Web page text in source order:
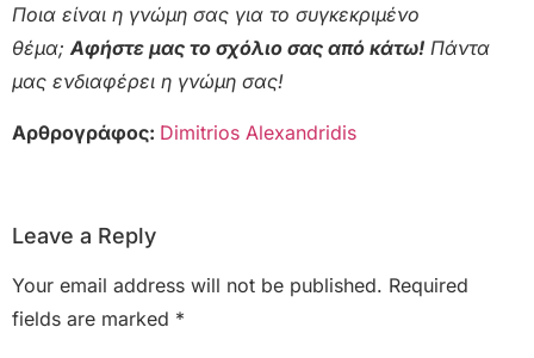
Ποια είναι η γνώμη σας για το συγκεκριμένο
θέμα;Αφήστε μας το σχόλιο σας από κάτω! Πάντα
μας ενδιαφέρει η γνώμη σας!
Αρθρογράφος: Dimitrios Alexandridis
Leave a Reply
Your email address will not be published. Required
fields are marked *